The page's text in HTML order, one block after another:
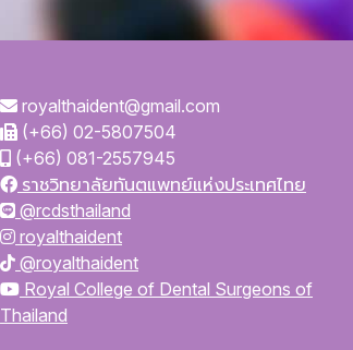
royalthaident@gmail.com
(+66) 02-5807504
(+66) 081-2557945
ราชวิทยาลัยทันตแพทย์แห่งประเทศไทย
@rcdsthailand
royalthaident
@royalthaident
Royal College of Dental Surgeons of
Thailand